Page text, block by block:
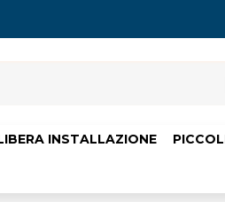
INSTALLAZIONE